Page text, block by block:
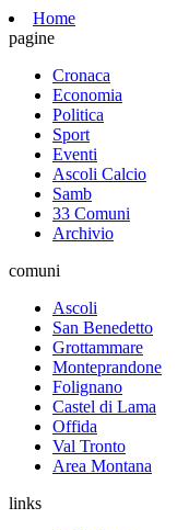
Home
pagine
Cronaca
Economia
Politica
Sport
Eventi
Ascoli Calcio
Samb
33 Comuni
Archivio
comuni
Ascoli
San Benedetto
Grottammare
Monteprandone
Folignano
Castel di Lama
Offida
Val Tronto
Area Montana
links